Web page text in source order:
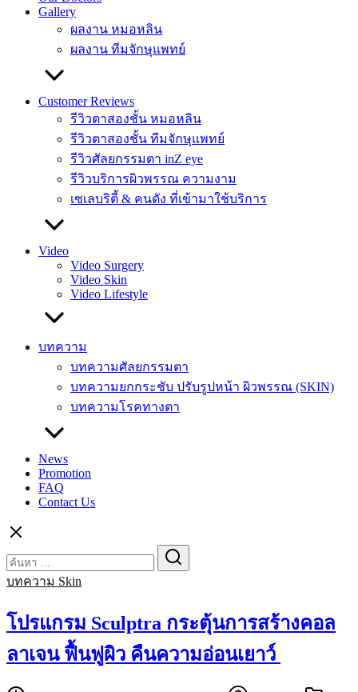
Gallery
ผลงาน หมอหลิน
ผลงาน ทีมจักษุแพทย์
Customer Reviews
รีวิวตาสองชั้น หมอหลิน
รีวิวตาสองชั้น ทีมจักษุแพทย์
รีวิวศัลยกรรมตา inZ eye
รีวิวบริการผิวพรรณ ความงาม
เซเลบริตี้ & คนดัง ที่เข้ามาใช้บริการ
Video
Video Surgery
Video Skin
Video Lifestyle
บทความ
บทความศัลยกรรมตา
บทความยกกระชับ ปรับรูปหน้า ผิวพรรณ (SKIN)
บทความโรคทางตา
News
Promotion
FAQ
Contact Us
for:
บทความ Skin
โปรแกรม Sculptra กระตุ้นการสร้างคอล
ลาเจน ฟื้นฟูผิว คืนความอ่อนเยาว์